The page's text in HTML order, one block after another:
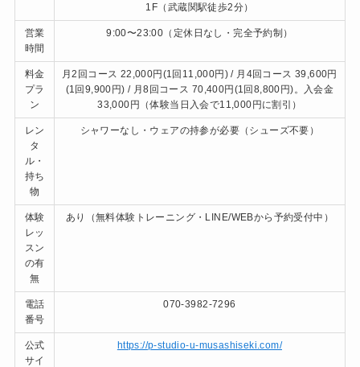
1F（武蔵関駅徒歩2分）
営業
時間
9:00〜23:00（定休日なし・完全予約制）
料金
プラ
ン
月2回コース 22,000円(1回11,000円) / 月4回コース 39,600円
(1回9,900円) / 月8回コース 70,400円(1回8,800円)。入会金
33,000円（体験当日入会で11,000円に割引）
レン
タ
ル・
持ち
物
シャワーなし・ウェアの持参が必要（シューズ不要）
体験
レッ
スン
の有
無
あり（無料体験トレーニング・LINE/WEBから予約受付中）
電話
番号
070-3982-7296
公式
サイ
https://p-studio-u-musashiseki.com/